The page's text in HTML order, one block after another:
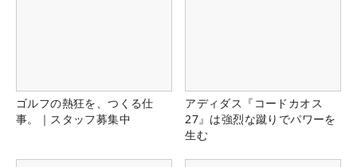
ゴルフの熱狂を、つくる仕
事。｜スタッフ募集中
アディダス『コードカオス
27』は強烈な蹴りでパワーを
生む